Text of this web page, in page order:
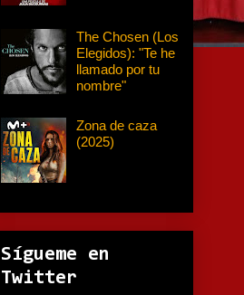
The Chosen (Los
Elegidos): "Te he
llamado por tu
nombre"
Zona de caza
(2025)
Sígueme en
Twitter